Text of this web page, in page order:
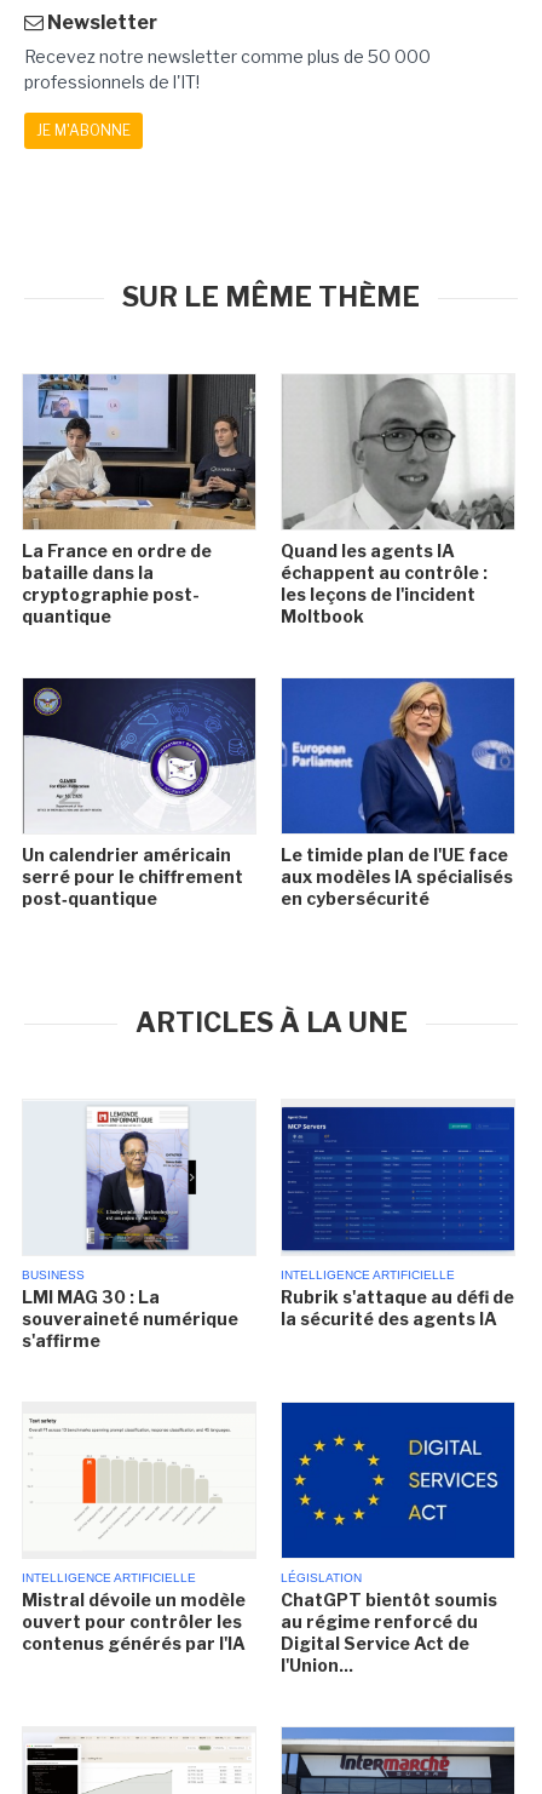
Newsletter
Recevez notre newsletter comme plus de 50 000
professionnels de l'IT!
JE M'ABONNE
SUR LE MÊME THÈME
La France en ordre de
bataille dans la
cryptographie post-
quantique
Quand les agents IA
échappent au contrôle :
les leçons de l'incident
Moltbook
Un calendrier américain
serré pour le chiffrement
post‑quantique
Le timide plan de l'UE face
aux modèles IA spécialisés
en cybersécurité
ARTICLES À LA UNE
BUSINESS
LMI MAG 30 : La
souveraineté numérique
s'affirme
INTELLIGENCE ARTIFICIELLE
Rubrik s'attaque au défi de
la sécurité des agents IA
INTELLIGENCE ARTIFICIELLE
Mistral dévoile un modèle
ouvert pour contrôler les
contenus générés par l'IA
LÉGISLATION
ChatGPT bientôt soumis
au régime renforcé du
Digital Service Act de
l'Union...